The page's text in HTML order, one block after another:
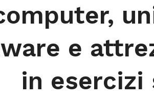
e
in esercizi